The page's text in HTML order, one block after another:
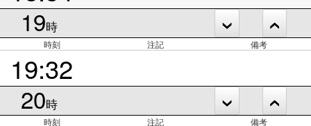
19時
時刻 注記 備考
19:32
20時
時刻 注記 備考